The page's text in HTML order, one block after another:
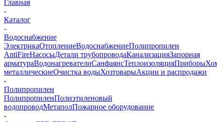
Главная
-
Каталог
-
Водоснабжение
ЭлектрикаОтоплениеВодоснабжениеПолипропилен
AntiFireНасосыДетали трубопроводаКанализацияЗапорная
арматураВодонагревателиСанфаянсТеплоизоляцияПриборы
металлическиеОчистка водыХозтоварыАкции и распродажи
-
Полипропилен
ПолипропиленПолиэтиленовый
водопроводМетаполПожарное оборудование
-